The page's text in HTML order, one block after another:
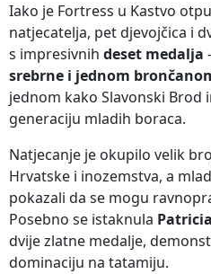
Iako je Fortress u Kastvo
natjecatelja, pet djevojčica i
s impresivnih deset medalja
srebrne i jednom
jednom kako Slavonski
generaciju mladih boraca.
Natjecanje je okupilo velik
Hrvatske i inozemstva, a
pokazali da se mogu
Posebno se istaknula
dvije zlatne medalje,
dominaciju na tatamiju.